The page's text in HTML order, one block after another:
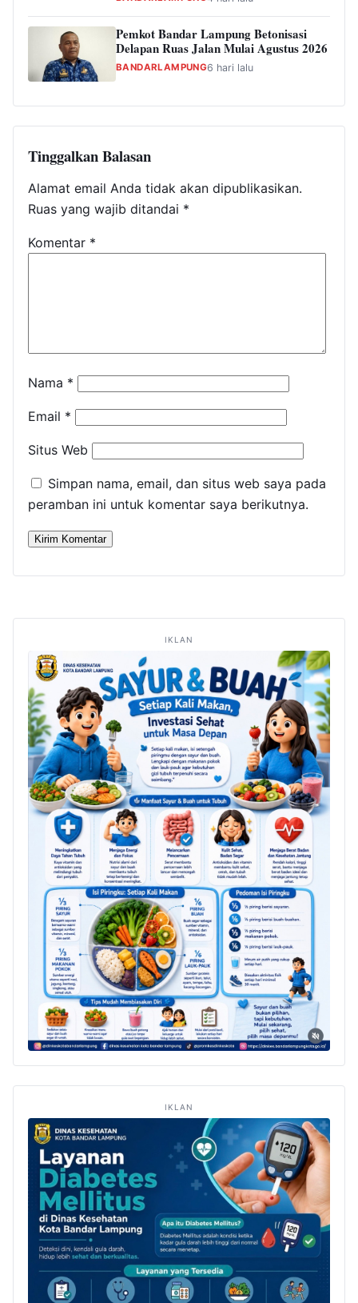
Pemkot Bandar Lampung Betonisasi
Delapan Ruas Jalan Mulai Agustus 2026
BANDARLAMPUNG6 hari lalu
Tinggalkan Balasan
Alamat email Anda tidak akan dipublikasikan.
Ruas yang wajib ditandai *
Komentar *
Nama *
Email *
Situs Web
Simpan nama, email, dan situs web saya pada
peramban ini untuk komentar saya berikutnya.
IKLAN
IKLAN